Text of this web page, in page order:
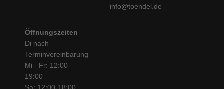
info@toendel.de
Öffnungszeiten
Di nach
Terminvereinbarung
Mi - Fr: 12:00-
19:00
Sa: 12:00-18:00